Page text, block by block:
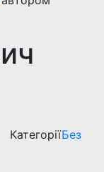
КатегоріїБез